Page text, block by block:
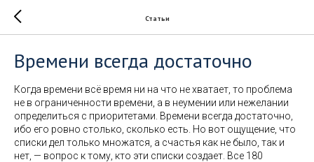
Статьи
Времени всегда достаточно
Когда времени всё время ни на что не хватает, то проблема
не в ограниченности времени, а в неумении или нежелании
определиться с приоритетами. Времени всегда достаточно,
ибо его ровно столько, сколько есть. Но вот ощущение, что
списки дел только множатся, а счастья как не было, так и
нет, — вопрос к тому, кто эти списки создает. Все 180